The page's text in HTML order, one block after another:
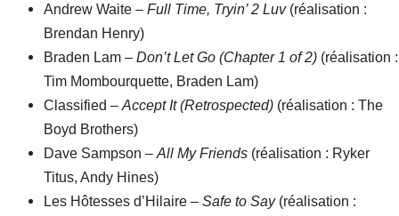
Andrew Waite –Full Time, Tryin’ 2 Luv(réalisation :
Brendan Henry)
Braden Lam –Don’t Let Go (Chapter 1 of 2) (réalisation :
Tim Mombourquette, Braden Lam)
Classified –Accept It (Retrospected) (réalisation : The
Boyd Brothers)
Dave Sampson –All My Friends (réalisation : Ryker
Titus, Andy Hines)
Les Hôtesses d’Hilaire –Safe to Say(réalisation :